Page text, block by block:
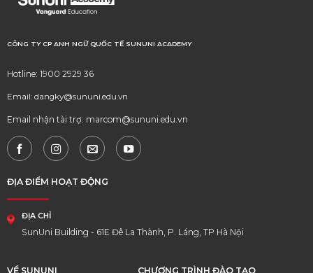
CÔNG TY CP ANH NGỮ QUỐC TẾ SUNUNI ACADEMY
Hotline: 1900 2929 36
Email: dangky@sununi.edu.vn
Email nhận tài trợ: marcom@sununi.edu.vn
VỀ SUNUNI
ĐỊA ĐIỂM HOẠT ĐỘNG
ĐỊA CHỈ
SunUni Building - 61E Đê La Thành, P. Láng, TP Hà Nội
CHƯƠNG TRÌNH ĐÀO TẠO